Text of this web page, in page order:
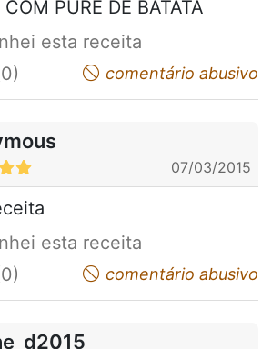
PURÉ DE BATATA
esta receita
do not appreciatecomentário abusivo
07/03/2015
esta receita
do not appreciatecomentário abusivo